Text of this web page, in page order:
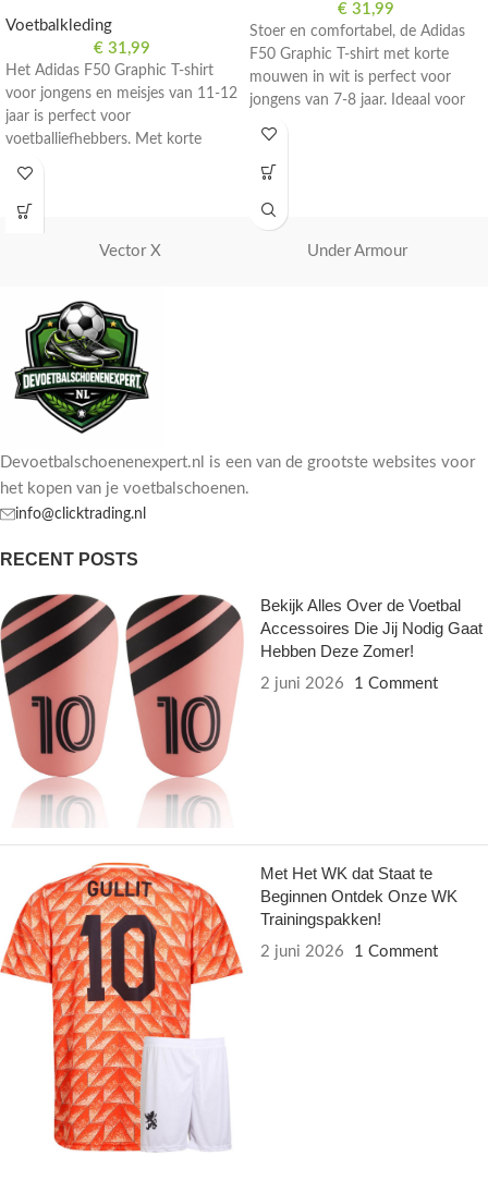
Voetbalkleding
€ 31,99
Het Adidas F50 Graphic T-shirt
voor jongens en meisjes van 11-12
jaar is perfect voor
voetballiefhebbers. Met korte
€ 31,99
Stoer en comfortabel, de Adidas
F50 Graphic T-shirt met korte
mouwen in wit is perfect voor
jongens van 7-8 jaar. Ideaal voor
Vector X Under Armour
Devoetbalschoenenexpert.nl is een van de grootste websites voor
het kopen van je voetbalschoenen.
info@clicktrading.nl
RECENT POSTS
Bekijk Alles Over de Voetbal
Accessoires Die Jij Nodig Gaat
Hebben Deze Zomer!
2 juni 2026 1 Comment
Met Het WK dat Staat te
Beginnen Ontdek Onze WK
Trainingspakken!
2 juni 2026 1 Comment